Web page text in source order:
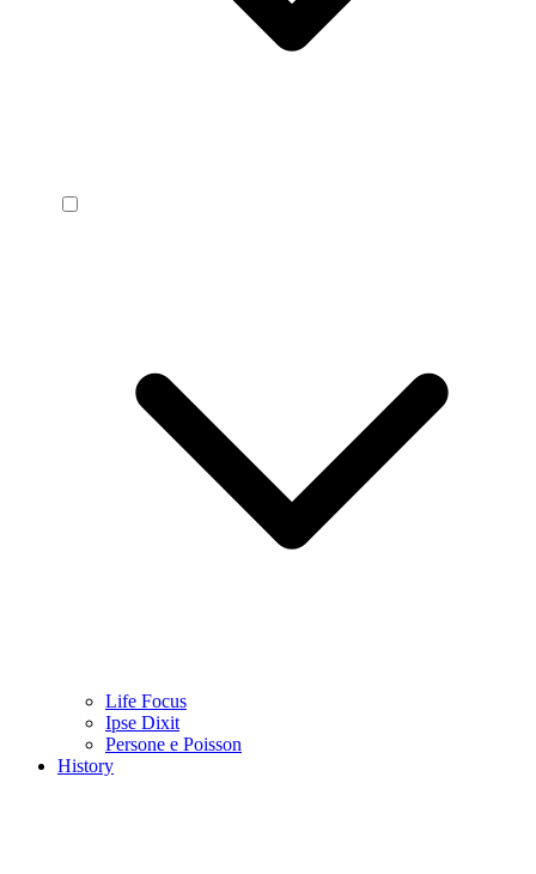
Life Focus
Ipse Dixit
Persone e Poisson
History